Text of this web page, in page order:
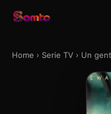
Home › Serie TV › Un